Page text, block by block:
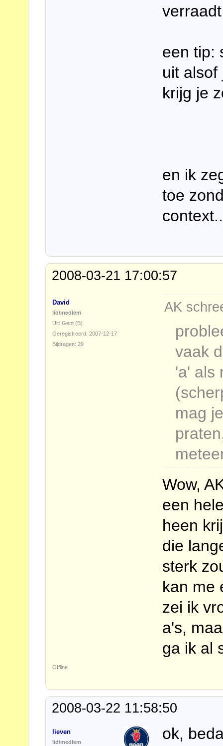
een tip:
uit alsof
krijg je
en ik
toe
2008-03-21 17:00:57
David
lid/medlem
Uit: Gent (B)
Geregistreerd: 2007-12-17
Bijdragen: 29
AK
vaak
'a' als
mag
Wow,
een
heen
die
sterk
kan me
zei ik
a's,
ga ik al
Offline
2008-03-22 11:58:50
lieven
lid/medlem
ok,